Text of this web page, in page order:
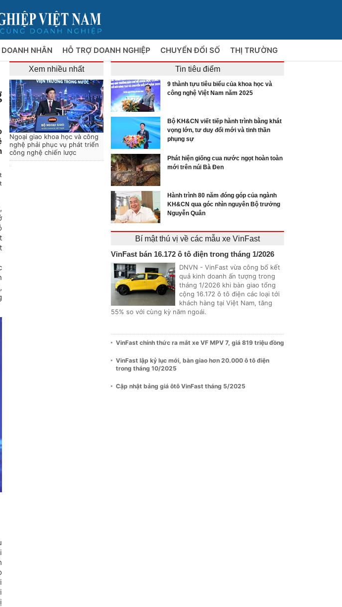
NHÂN HỖ TRỢ DOANH NGHIỆP CHUYỂN ĐỔI SỐ THỊ TRƯỜNG
Xem nhiều nhất
Ngoại giao khoa học và công
nghệ phải phục vụ phát triển
công nghệ chiến lược
Tin tiêu điểm
9 thành tựu tiêu biểu của khoa học và
công nghệ Việt Nam năm 2025
Bộ KH&CN viết tiếp hành trình bằng khát
vọng lớn, tư duy đổi mới và tinh thần
phụng sự
Phát hiện giống cua nước ngọt hoàn toàn
mới trên núi Bà Đen
Hành trình 80 năm đóng góp của ngành
KH&CN qua góc nhìn nguyên Bộ trưởng
Nguyễn Quân
Bí mật thú vị về các mẫu xe VinFast
VinFast bán 16.172 ô tô điện trong tháng 1/2026
DNVN - VinFast vừa công bố kết
quả kinh doanh ấn tượng trong
tháng 1/2026 khi bàn giao tổng
cộng 16.172 ô tô điện các loại tới
khách hàng tại Việt Nam, tăng
55% so với cùng kỳ năm ngoái.
VinFast chính thức ra mắt xe VF MPV 7, giá 819 triệu đồng
VinFast lập kỷ lục mới, bàn giao hơn 20.000 ô tô điện
trong tháng 10/2025
Cập nhật bảng giá ôtô VinFast tháng 5/2025